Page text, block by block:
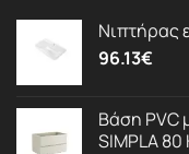
Νιπτήρας
96.13€
Βάση PVC
SIMPLA